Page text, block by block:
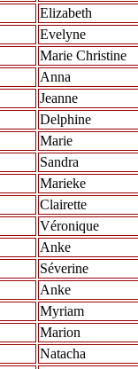
Elizabeth
Evelyne
Marie Christine
Anna
Jeanne
Delphine
Marie
Sandra
Marieke
Clairette
Véronique
Anke
Séverine
Anke
Myriam
Marion
Natacha